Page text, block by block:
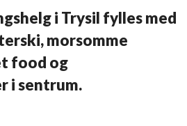
i Trysil fylles med
morsomme
food og
i sentrum.